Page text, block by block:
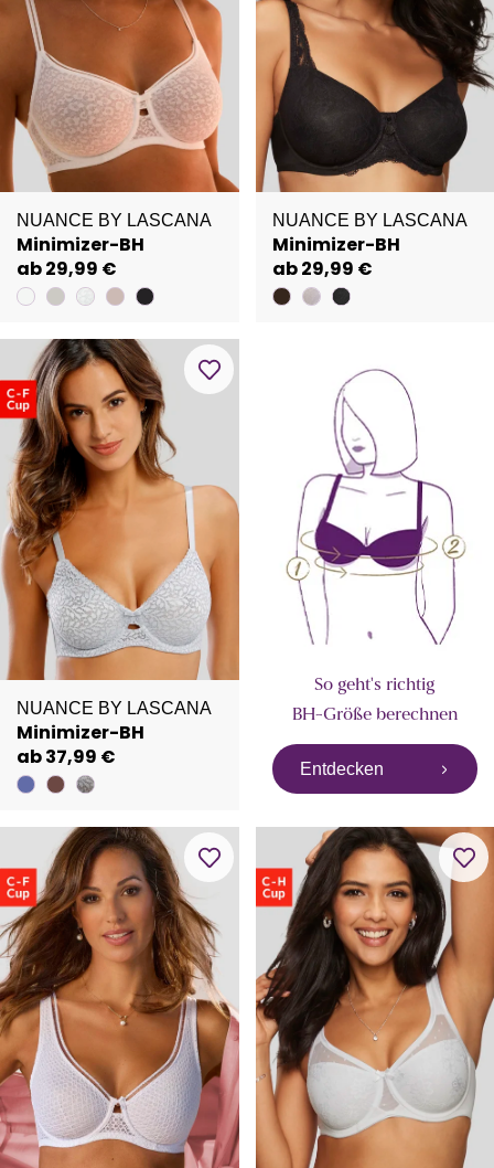
NUANCE BY LASCANA
Minimizer-BH
ab 29,99 €
NUANCE BY LASCANA
Minimizer-BH
ab 29,99 €
NUANCE BY LASCANA
Minimizer-BH
ab 37,99 €
So geht's richtig
BH-Größe berechnen
Entdecken